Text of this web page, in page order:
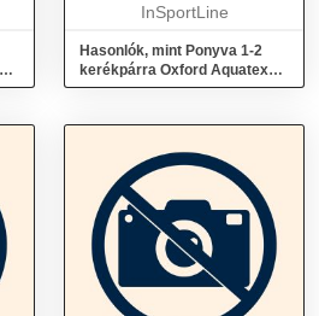
InSportLine
Hasonlók, mint Ponyva 1-2
kerékpárra Oxford Aquatex
Touring Deluxe